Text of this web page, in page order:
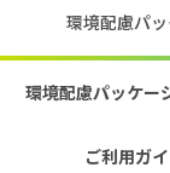
環境配慮パ
環境配慮パッケー
ご利用ガ